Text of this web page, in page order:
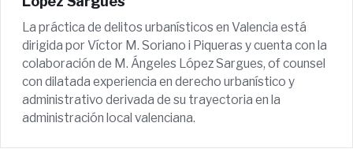
La práctica de delitos urbanísticos en Valencia está
dirigida por Víctor M. Soriano i Piqueras y cuenta con la
colaboración de M. Ángeles López Sargues, of counsel
con dilatada experiencia en derecho urbanístico y
administrativo derivada de su trayectoria en la
administración local valenciana.